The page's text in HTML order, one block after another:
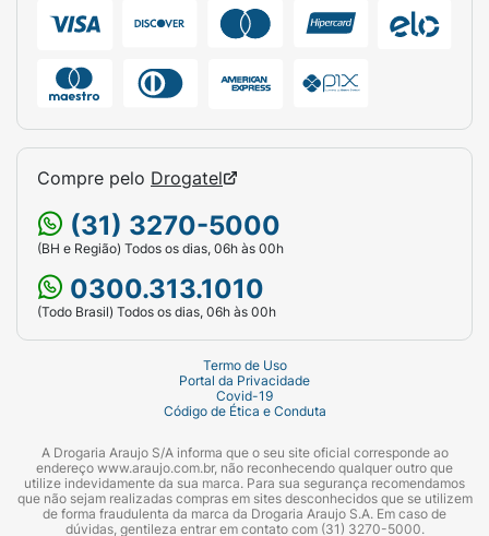
Compre pelo Drogatel
(31) 3270-5000
(BH e Região) Todos os dias, 06h às 00h
0300.313.1010
(Todo Brasil) Todos os dias, 06h às 00h
Termo de Uso
Portal da Privacidade
Covid-19
Código de Ética e Conduta
A Drogaria Araujo S/A informa que o seu site oficial corresponde ao
endereço www.araujo.com.br, não reconhecendo qualquer outro que
utilize indevidamente da sua marca. Para sua segurança recomendamos
que não sejam realizadas compras em sites desconhecidos que se utilizem
de forma fraudulenta da marca da Drogaria Araujo S.A. Em caso de
dúvidas, gentileza entrar em contato com (31) 3270-5000.